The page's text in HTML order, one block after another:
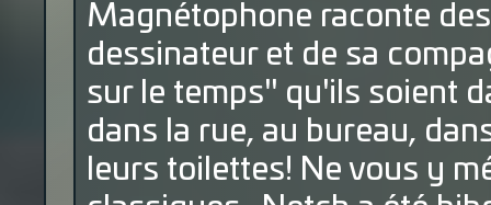
Magnétophone raconte
dessinateur et de sa
sur le temps" qu'ils soient
dans la rue, au bureau,
leurs toilettes! Ne vous y